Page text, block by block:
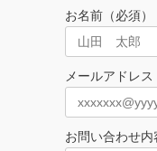
お名前（必須）
メールアドレス
お問い合わせ内